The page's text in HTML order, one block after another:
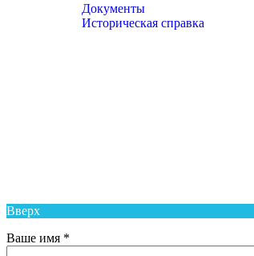
Документы
Историческая справка
Вверх
Ваше имя *